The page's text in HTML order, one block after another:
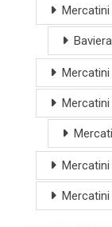
Mercatini
Baviera
Mercatini